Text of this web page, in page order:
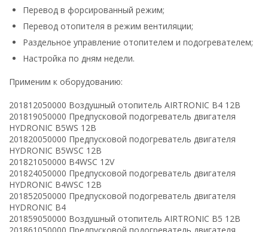
Перевод в форсированный режим;
Перевод отопителя в режим вентиляции;
Раздельное управление отопителем и подогревателем;
Настройка по дням недели.
Применим к оборудованию:
201812050000 Воздушный отопитель AIRTRONIC B4 12B
201819050000 Предпусковой подогреватель двигателя
HYDRONIC B5WS 12B
201820050000 Предпусковой подогреватель двигателя
HYDRONIC B5WSC 12B
201821050000 B4WSC 12V
201824050000 Предпусковой подогреватель двигателя
HYDRONIC B4WSC 12B
201852050000 Предпусковой подогреватель двигателя
HYDRONIC В4
201859050000 Воздушный отопитель AIRTRONIC B5 12B